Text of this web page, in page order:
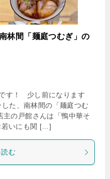
林間「麺庭つむぎ」の
す！ 少し前になります
た、南林間の「麺庭つむ
主の戸館さんは「鴨中華そ
いにも関 […]
む